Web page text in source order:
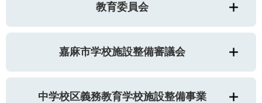
教育委員会
嘉麻市学校施設整備審議会
中学校区義務教育学校施設整備事業